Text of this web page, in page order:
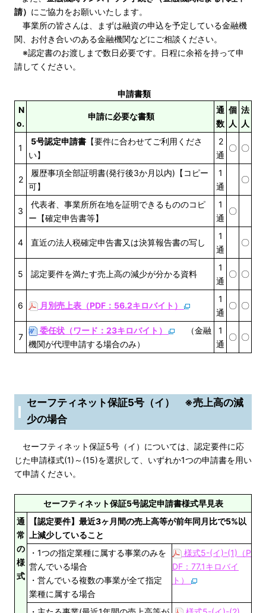
請） にご協力をお願いいたします。
事業所の皆さんは、まずは融資の申込を予定している金融機
関、お付き合いのある金融機関などにご相談ください。
※認定書のお渡しまで数日必要です。日程に余裕を持って申
請してください。
申請書類
N
o.
申請に必要な書類
通
数
個
人
法
人
1
5号認定申請書 【要件に合わせてご利用くださ
い】
2
通
〇 〇
2
履歴事項全部証明書(発行後3か月以内)【コピー
可】
1
通
〇
3
代表者、事業所所在地を証明できるもののコピ
ー【確定申告書等】
1
通
〇
4 直近の法人税確定申告書又は決算報告書の写し
1
通
〇
5 認定要件を満たす売上高の減少が分かる資料
1
通
〇 〇
6 月別売上表（PDF：56.2キロバイト）
1
通
〇 〇
7
委任状（ワード：23キロバイト）
（金融
機関が代理申請する場合のみ）
1
通
〇 〇
セーフティネット保証5号（イ） ※売上高の減
少の場合
セーフティネット保証5号（イ）については、認定要件に応
じた申請様式(1)～(15)を選択して、いずれか1つの申請書を用い
て申請ください。
セーフティネット保証5号認定申請書様式早見表
通
常
の
様
式
【認定要件】最近3ヶ月間の売上高等が前年同月比で5%以
上減少していること
・1つの指定業種に属する事業のみを
営んでいる場合
・営んでいる複数の事業が全て指定
業種に属する場合
様式5-(イ)-(1)（P
DF：77.1キロバイ
ト）